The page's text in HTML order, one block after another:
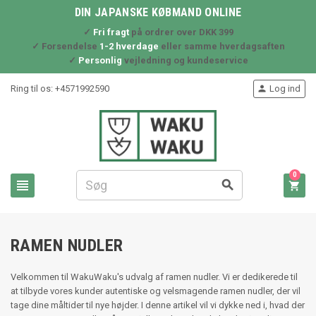
DIN JAPANSKE KØBMAND ONLINE
✓ Fri fragtpå ordrer over DKK 399
✓ Forsendelse 1-2 hverdage eller samme hverdagsaften
✓ Personlig vejledning og kundeservice
Ring til os: +4571992590
 
 Log ind

0
RAMEN NUDLER
Velkommen til WakuWaku's udvalg af ramen nudler. Vi er dedikerede til
at tilbyde vores kunder autentiske og velsmagende ramen nudler, der vil
tage dine måltider til nye højder. I denne artikel vil vi dykke ned i, hvad der